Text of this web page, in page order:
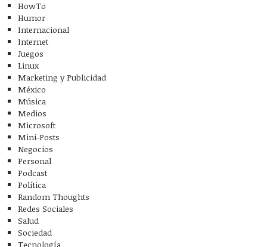
HowTo
Humor
Internacional
Internet
Juegos
Linux
Marketing y Publicidad
México
Música
Medios
Microsoft
Mini-Posts
Negocios
Personal
Podcast
Política
Random Thoughts
Redes Sociales
Salud
Sociedad
Tecnología